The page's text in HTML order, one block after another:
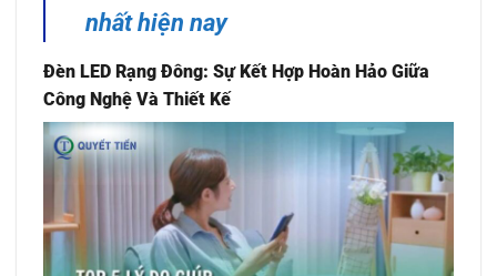
nhất hiện nay
Đèn LED Rạng Đông: Sự Kết Hợp Hoàn Hảo Giữa
Công Nghệ Và Thiết Kế